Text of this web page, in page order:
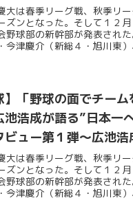
大は春季リーグ戦、秋季リ
ズンとなった。そして１２
野球部の新幹部が発表され
今津慶介（新総４・旭川東
】「野球の面でチー
池浩成が語る”日本一
ビュー第１弾～広池浩
大は春季リーグ戦、秋季リ
ズンとなった。そして１２
野球部の新幹部が発表され
今津慶介（新総４・旭川東